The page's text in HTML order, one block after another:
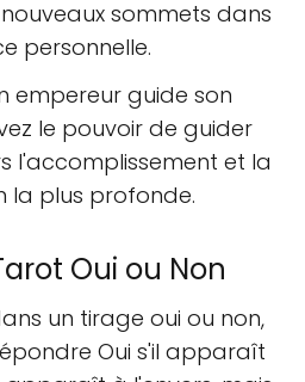
sommets dans
personnelle.
empereur guide son
le pouvoir de guider
l'accomplissement et la
la plus profonde.
Oui ou Non
un tirage oui ou non,
Oui s'il apparaît